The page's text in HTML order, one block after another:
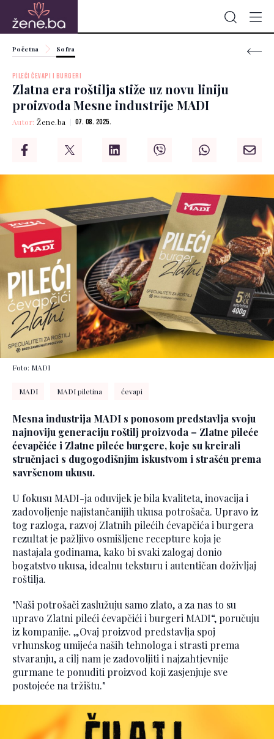
Početna Sofra
PILEĆI ĆEVAPI I BURGERI
Zlatna era roštilja stiže uz novu liniju
proizvoda Mesne industrije MADI
Autor:Žene.ba 07. 08. 2025.
Foto: MADI
MADI MADI piletina ćevapi
Mesna industrija MADI s ponosom predstavlja svoju
najnoviju generaciju roštilj proizvoda – Zlatne pileće
ćevapčiće i Zlatne pileće burgere, koje su kreirali
stručnjaci s dugogodišnjim iskustvom i strašću prema
savršenom ukusu.
U fokusu MADI-ja oduvijek je bila kvaliteta, inovacija i
zadovoljenje najistančanijih ukusa potrošača. Upravo iz
tog razloga, razvoj Zlatnih pilećih ćevapčića i burgera
rezultat je pažljivo osmišljene recepture koja je
nastajala godinama, kako bi svaki zalogaj donio
bogatstvo ukusa, idealnu teksturu i autentičan doživljaj
roštilja.
"Naši potrošači zaslužuju samo zlato, a za nas to su
upravo Zlatni pileći ćevapčići i burgeri MADI“, poručuju
iz kompanije. „Ovaj proizvod predstavlja spoj
vrhunskog umijeća naših tehnologa i strasti prema
stvaranju, a cilj nam je zadovoljiti i najzahtjevnije
gurmane te ponuditi proizvod koji zasjenjuje sve
postojeće na tržištu."